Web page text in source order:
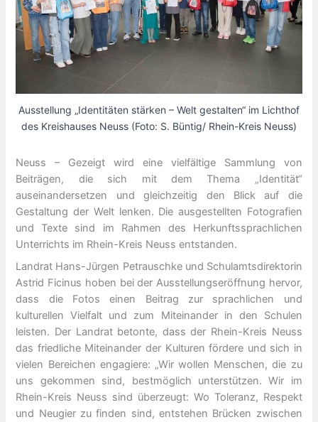
Ausstellung „Identitäten stärken – Welt gestalten“ im Lichthof
des Kreishauses Neuss (Foto: S. Büntig/ Rhein-Kreis Neuss)
Neuss – Gezeigt wird eine vielfältige Sammlung von
Beiträgen, die sich mit dem Thema „Identität“
auseinandersetzen und gleichzeitig den Blick auf die
Gestaltung der Welt lenken. Die ausgestellten Fotografien
und Texte sind im Rahmen des Herkunftssprachlichen
Unterrichts im Rhein-Kreis Neuss entstanden.
Landrat Hans-Jürgen Petrauschke und Schulamtsdirektorin
Astrid Ficinus hoben bei der Ausstellungseröffnung hervor,
dass die Fotos einen Beitrag zur sprachlichen und
kulturellen Vielfalt und zum Miteinander in den Schulen
leisten. Der Landrat betonte, dass der Rhein-Kreis Neuss
das friedliche Miteinander der Kulturen fördere und sich in
vielen Bereichen engagiere: „Wir wollen Menschen, die zu
uns gekommen sind, bestmöglich unterstützen. Wir im
Rhein-Kreis Neuss sind überzeugt: Wo Toleranz, Respekt
und Neugier zu finden sind, entstehen Brücken zwischen